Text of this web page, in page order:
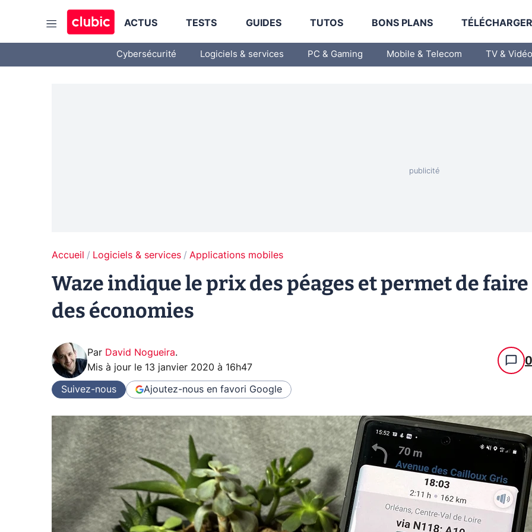
ACTUS TESTS GUIDES TUTOS BONS PLANS
Cybersécurité Logiciels & services PC & Gaming Mobile & Telecom TV & Vidéo
Accueil Logiciels & services Applications mobiles
Waze indique le prix des péages et permet de faire
des économies
Par David Nogueira.
Mis à jour le 13 janvier 2020 à 16h47 0
Suivez-nous Ajoutez-nous en favori Google